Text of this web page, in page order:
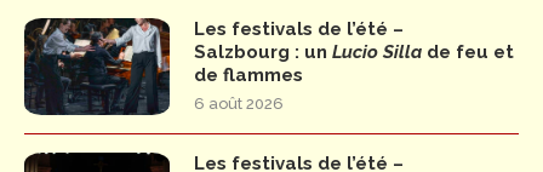
Les festivals de l’été –
Salzbourg : un Lucio Silla de feu et
de flammes
6 août 2026
Les festivals de l’été –